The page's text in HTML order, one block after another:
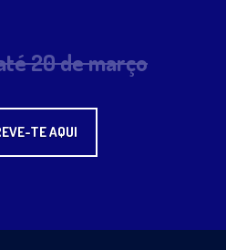
20 de março
TE AQUI